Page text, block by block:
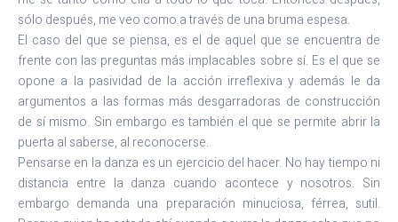
sólo después, me veo como a través de una bruma espesa.
El caso del que se piensa, es el de aquel que se encuentra de
frente con las preguntas más implacables sobre sí. Es el que se
opone a la pasividad de la acción irreflexiva y además le da
argumentos a las formas más desgarradoras de construcción
de sí mismo. Sin embargo es también el que se permite abrir la
puerta al saberse, al reconocerse.
Pensarse en la danza es un ejercicio del hacer. No hay tiempo ni
distancia entre la danza cuando acontece y nosotros. Sin
embargo demanda una preparación minuciosa, férrea, sutil.